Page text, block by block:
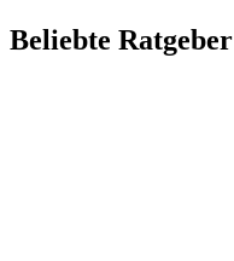
Beliebte Ratgeber